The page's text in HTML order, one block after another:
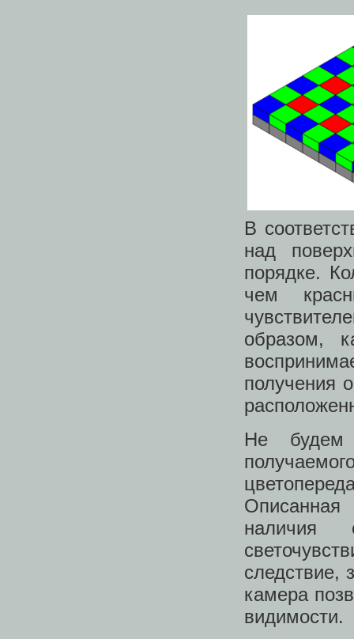
В
над
порядке.
чем
образом,
получения
Не будем
Описанная
наличия
следствие,
камера
видимости.